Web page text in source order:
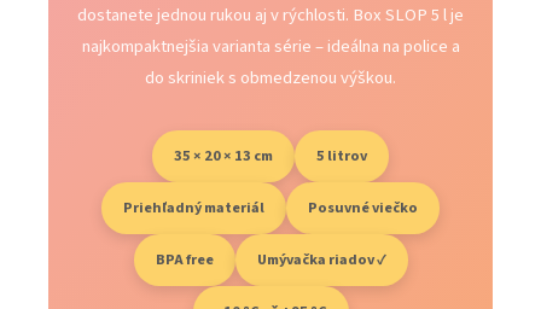
dostanete jednou rukou aj v rýchlosti. Box SLOP 5 l je
najkompaktnejšia varianta série – ideálna na police a
do skriniek s obmedzenou výškou.
35 × 20 × 13 cm 5 litrov
Priehľadný materiál Posuvné viečko
BPA free Umývačka riadov ✓